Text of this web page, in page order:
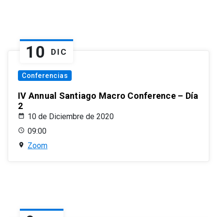
10 DIC
Conferencias
IV Annual Santiago Macro Conference – Día
2
10 de Diciembre de 2020
09:00
Zoom